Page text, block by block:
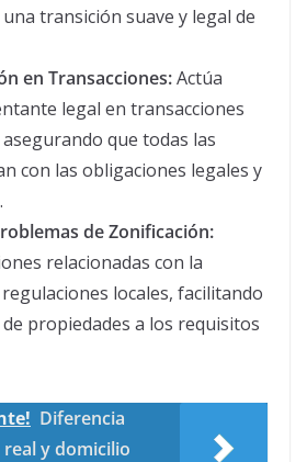
transición suave y legal de
en Transacciones:Actúa
legal en transacciones
que todas las
con las obligaciones legales y
de Zonificación:
relacionadas con la
locales, facilitando
de propiedades a los requisitos
Diferencia
y domicilio